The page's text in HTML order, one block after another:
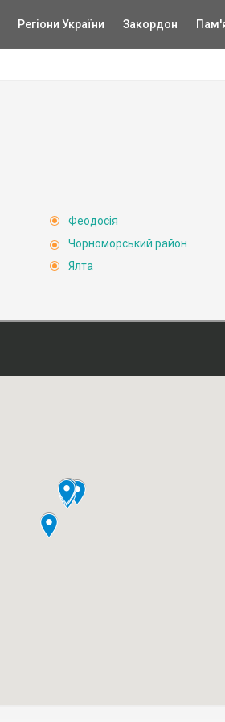
Регіони України Закордон
Феодосія
Чорноморський район
Ялта